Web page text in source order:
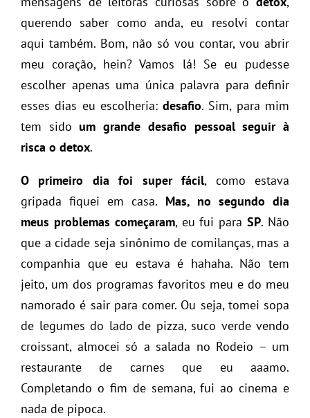
querendo saber como anda, eu resolvi contar
aqui também. Bom, não só vou contar, vou abrir
meu coração, hein? Vamos lá! Se eu pudesse
escolher apenas uma única palavra para definir
esses dias eu escolheria:desafio. Sim, para mim
tem sido um grande desafio pessoal seguir à
risca o detox.
O primeiro dia foi super fácil, como estava
gripada fiquei em casa. Mas, no segundo dia
meus problemas começaram, eu fui paraSP. Não
que a cidade seja sinônimo de comilanças, mas a
companhia que eu estava é hahaha. Não tem
jeito, um dos programas favoritos meu e do meu
namorado é sair para comer. Ou seja, tomei sopa
de legumes do lado de pizza, suco verde vendo
croissant, almocei só a salada no Rodeio – um
restaurante de carnes que eu aaamo.
Completando o fim de semana, fui ao cinema e
nada de pipoca.